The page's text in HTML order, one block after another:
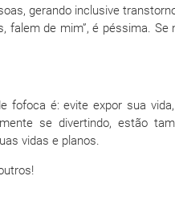
gerando inclusive
falem de mim”, é péssima.
fofoca é: evite expor sua
se divertindo, estão
vidas e planos.